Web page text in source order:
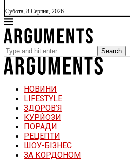
Субота, 8 Серпня, 2026
Search
НОВИНИ
LIFESTYLE
ЗДОРОВ’Я
КУРЙОЗИ
ПОРАДИ
РЕЦЕПТИ
ШОУ-БІЗНЕС
ЗА КОРДОНОМ